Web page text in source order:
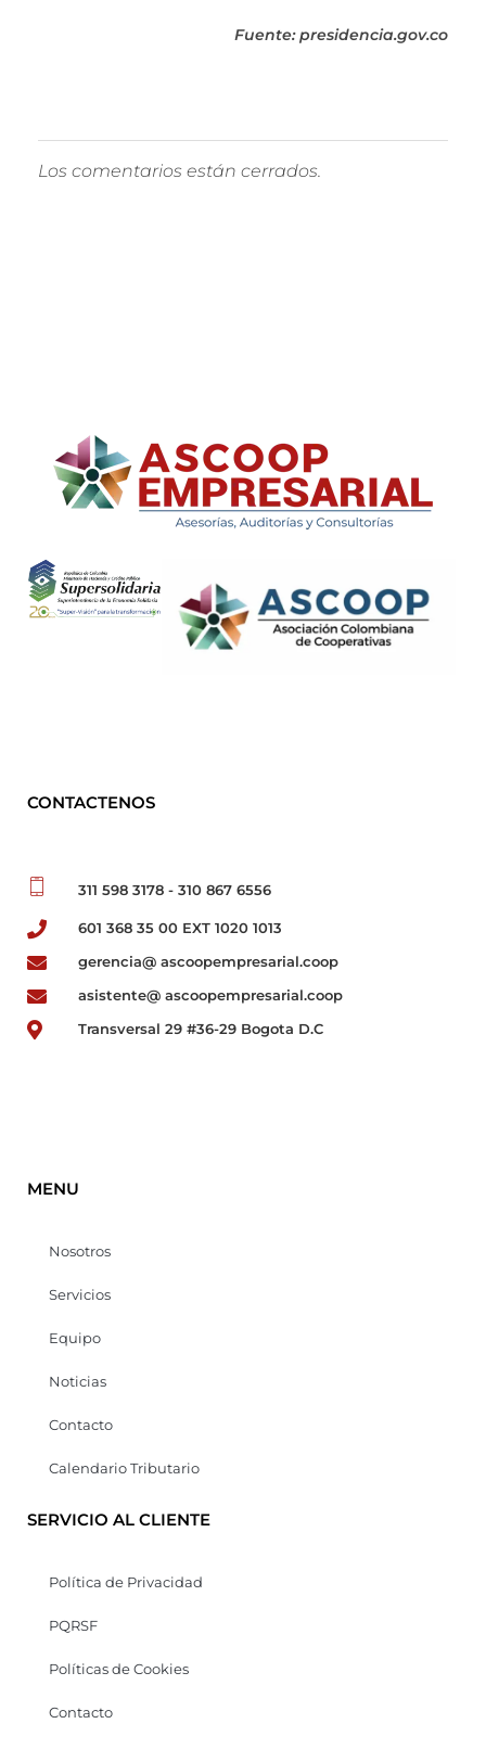
Fuente: presidencia.gov.co
Los comentarios están cerrados.
CONTACTENOS
311 598 3178 - 310 867 6556
601 368 35 00 EXT 1020 1013
gerencia@ ascoopempresarial.coop
asistente@ ascoopempresarial.coop
Transversal 29 #36-29 Bogota D.C
MENU
Nosotros
Servicios
Equipo
Noticias
Contacto
Calendario Tributario
SERVICIO AL CLIENTE
Política de Privacidad
PQRSF
Políticas de Cookies
Contacto